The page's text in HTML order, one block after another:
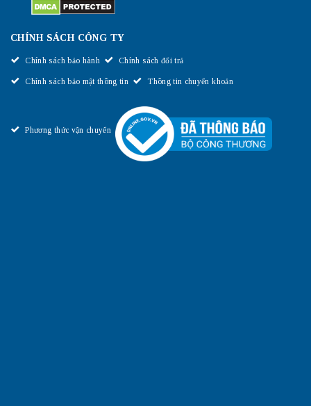
CHÍNH SÁCH CÔNG TY
Chính sách bảo hành Chính sách đổi trả
Chính sách bảo mật thông tin Thông tin chuyển khoản
Phương thức vận chuyển